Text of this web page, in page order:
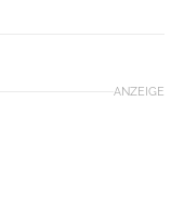
ANZEIGE